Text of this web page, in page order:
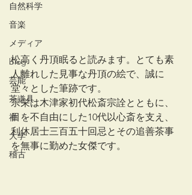
自然科学
音楽
メディア
blog
芸能
茶道具
禅
大学
稽古
松高く丹頂眠ると読みます。とても素
人離れした見事な丹頂の絵で、誠に
堂々とした筆跡です。
宗栄は木津家初代松斎宗詮とともに、
目を不自由にした10代以心斎を支え、
利休居士三百五十回忌とその追善茶事
を無事に勤めた女傑です。